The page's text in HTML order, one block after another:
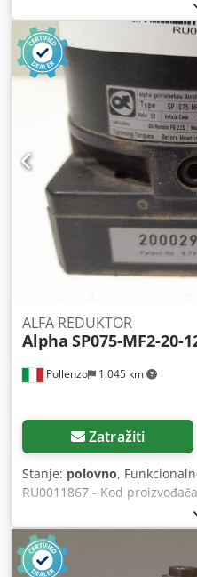
zainteresovani nudimo
Dcodev Eflwopfx Amkok
Pollenzo 1.045 km
ALFA REDUKTOR
Alpha SP075-MF2-20-
Zatražiti
Stanje: polovno,
RU0011867 - Kod
Stanje: Polovno -
Kompatibilnost mašine: -
uslugu revizije, kontaktirajte
Dcodpsymd Ecefx Amkok